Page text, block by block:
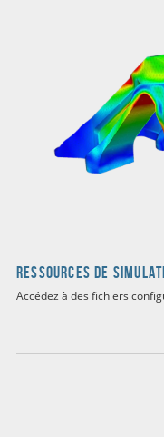
Ressources de
Accédez à des fichiers